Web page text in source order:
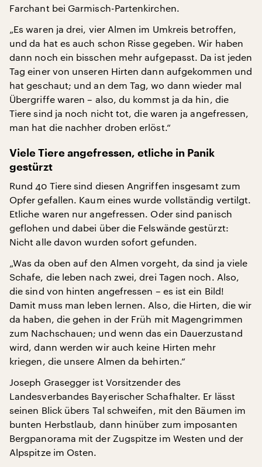
Farchant bei Garmisch-Partenkirchen.
„Es waren ja drei, vier Almen im Umkreis betroffen,
und da hat es auch schon Risse gegeben. Wir haben
dann noch ein bisschen mehr aufgepasst. Da ist jeden
Tag einer von unseren Hirten dann aufgekommen und
hat geschaut; und an dem Tag, wo dann wieder mal
Übergriffe waren – also, du kommst ja da hin, die
Tiere sind ja noch nicht tot, die waren ja angefressen,
man hat die nachher droben erlöst.“
Viele Tiere angefressen, etliche in Panik
gestürzt
Rund 40 Tiere sind diesen Angriffen insgesamt zum
Opfer gefallen. Kaum eines wurde vollständig vertilgt.
Etliche waren nur angefressen. Oder sind panisch
geflohen und dabei über die Felswände gestürzt:
Nicht alle davon wurden sofort gefunden.
„Was da oben auf den Almen vorgeht, da sind ja viele
Schafe, die leben nach zwei, drei Tagen noch. Also,
die sind von hinten angefressen – es ist ein Bild!
Damit muss man leben lernen. Also, die Hirten, die wir
da haben, die gehen in der Früh mit Magengrimmen
zum Nachschauen; und wenn das ein Dauerzustand
wird, dann werden wir auch keine Hirten mehr
kriegen, die unsere Almen da behirten.“
Joseph Grasegger ist Vorsitzender des
Landesverbandes Bayerischer Schafhalter. Er lässt
seinen Blick übers Tal schweifen, mit den Bäumen im
bunten Herbstlaub, dann hinüber zum imposanten
Bergpanorama mit der Zugspitze im Westen und der
Alpspitze im Osten.